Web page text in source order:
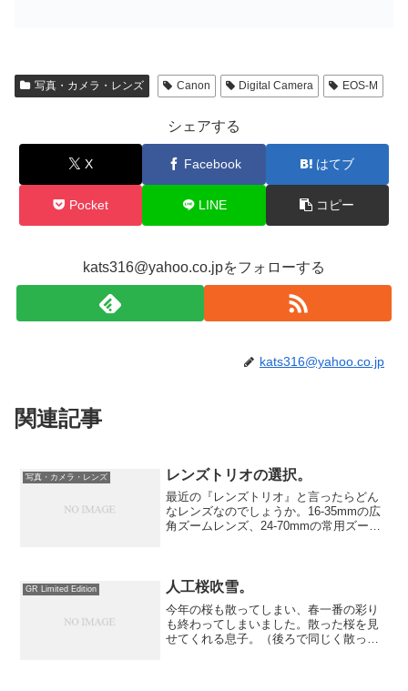
写真・カメラ・レンズ Canon Digital Camera EOS-M
シェアする
X Facebook はてブ
Pocket LINE コピー
kats316@yahoo.co.jpをフォローする
kats316@yahoo.co.jp
関連記事
写真・カメラ・レンズ レンズトリオの選択。
最近の『レンズトリオ』と言ったらどん
なレンズなのでしょうか。16-35mmの広
角ズームレンズ、24-70mmの常用ズーム
GR Limited Edition 人工桜吹雪。
今年の桜も散ってしまい、春一番の彩り
も終わってしまいました。散った桜を見
せてくれる息子。（後ろで同じく散った